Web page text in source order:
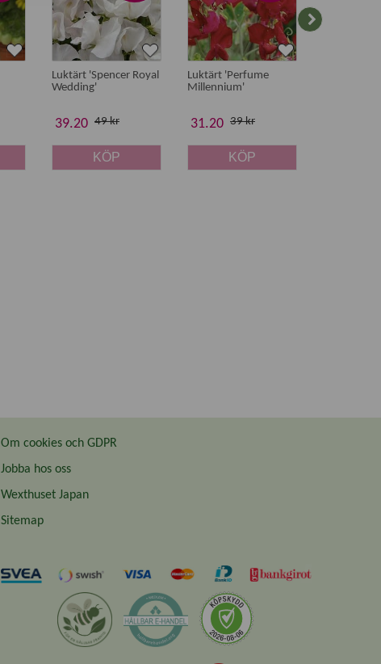
Luktärt 'Spencer Royal
Wedding'
39.20 49 kr
KÖP
Luktärt 'Perfume
Millennium'
31.20 39 kr
KÖP
Om cookies och GDPR
Jobba hos oss
Wexthuset Japan
Sitemap